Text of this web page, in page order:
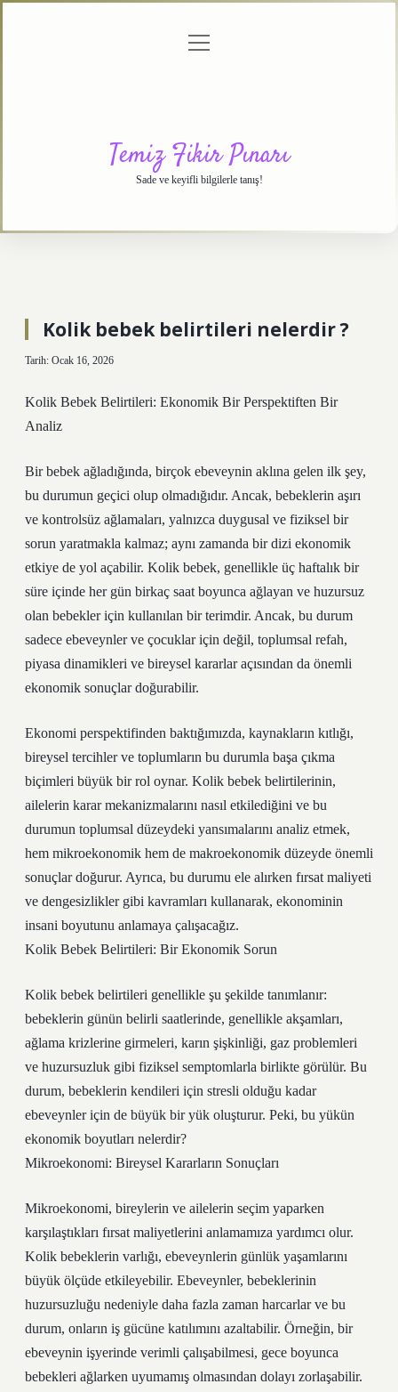
menüyü
Temiz Fikir Pınarı
Sade ve keyifli bilgilerle tanış!
Kolik bebek belirtileri nelerdir ?
Tarih: Ocak 16, 2026
Kolik Bebek Belirtileri: Ekonomik Bir Perspektiften Bir
Analiz
Bir bebek ağladığında, birçok ebeveynin aklına gelen ilk şey,
bu durumun geçici olup olmadığıdır. Ancak, bebeklerin aşırı
ve kontrolsüz ağlamaları, yalnızca duygusal ve fiziksel bir
sorun yaratmakla kalmaz; aynı zamanda bir dizi ekonomik
etkiye de yol açabilir. Kolik bebek, genellikle üç haftalık bir
süre içinde her gün birkaç saat boyunca ağlayan ve huzursuz
olan bebekler için kullanılan bir terimdir. Ancak, bu durum
sadece ebeveynler ve çocuklar için değil, toplumsal refah,
piyasa dinamikleri ve bireysel kararlar açısından da önemli
ekonomik sonuçlar doğurabilir.
Ekonomi perspektifinden baktığımızda, kaynakların kıtlığı,
bireysel tercihler ve toplumların bu durumla başa çıkma
biçimleri büyük bir rol oynar. Kolik bebek belirtilerinin,
ailelerin karar mekanizmalarını nasıl etkilediğini ve bu
durumun toplumsal düzeydeki yansımalarını analiz etmek,
hem mikroekonomik hem de makroekonomik düzeyde önemli
sonuçlar doğurur. Ayrıca, bu durumu ele alırken fırsat maliyeti
ve dengesizlikler gibi kavramları kullanarak, ekonominin
insani boyutunu anlamaya çalışacağız.
Kolik Bebek Belirtileri: Bir Ekonomik Sorun
Kolik bebek belirtileri genellikle şu şekilde tanımlanır:
bebeklerin günün belirli saatlerinde, genellikle akşamları,
ağlama krizlerine girmeleri, karın şişkinliği, gaz problemleri
ve huzursuzluk gibi fiziksel semptomlarla birlikte görülür. Bu
durum, bebeklerin kendileri için stresli olduğu kadar
ebeveynler için de büyük bir yük oluşturur. Peki, bu yükün
ekonomik boyutları nelerdir?
Mikroekonomi: Bireysel Kararların Sonuçları
Mikroekonomi, bireylerin ve ailelerin seçim yaparken
karşılaştıkları fırsat maliyetlerini anlamamıza yardımcı olur.
Kolik bebeklerin varlığı, ebeveynlerin günlük yaşamlarını
büyük ölçüde etkileyebilir. Ebeveynler, bebeklerinin
huzursuzluğu nedeniyle daha fazla zaman harcarlar ve bu
durum, onların iş gücüne katılımını azaltabilir. Örneğin, bir
ebeveynin işyerinde verimli çalışabilmesi, gece boyunca
bebekleri ağlarken uyumamış olmasından dolayı zorlaşabilir.